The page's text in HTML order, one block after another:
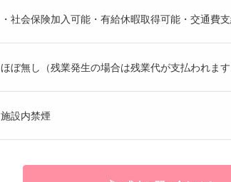
・社会保険加入可能・有給休暇取得可能・交通費
ほぼ無し（残業発生の場合は残業代が支払われます
施設内禁煙